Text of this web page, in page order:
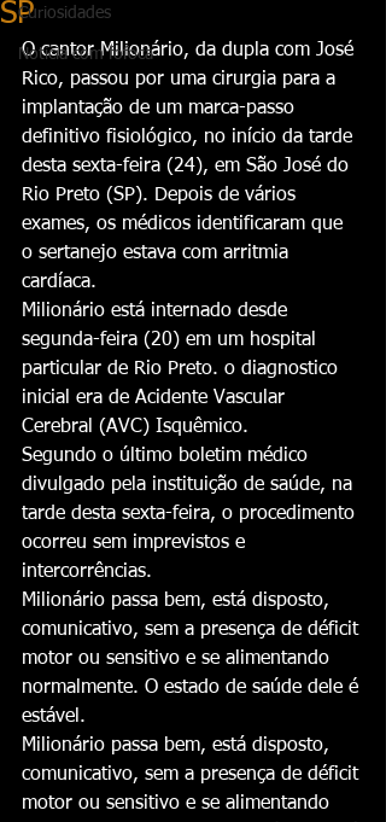
Curiosidades
Notícia com fofoca
SP
O cantor Milionário, da dupla com José
Rico, passou por uma cirurgia para a
implantação de um marca-passo
definitivo fisiológico, no início da tarde
desta sexta-feira (24), em São José do
Rio Preto (SP). Depois de vários
exames, os médicos identificaram que
o sertanejo estava com arritmia
cardíaca.
Milionário está internado desde
segunda-feira (20) em um hospital
particular de Rio Preto. o diagnostico
inicial era de Acidente Vascular
Cerebral (AVC) Isquêmico.
Segundo o último boletim médico
divulgado pela instituição de saúde, na
tarde desta sexta-feira, o procedimento
ocorreu sem imprevistos e
intercorrências.
Milionário passa bem, está disposto,
comunicativo, sem a presença de déficit
motor ou sensitivo e se alimentando
normalmente. O estado de saúde dele é
estável.
Milionário passa bem, está disposto,
comunicativo, sem a presença de déficit
motor ou sensitivo e se alimentando